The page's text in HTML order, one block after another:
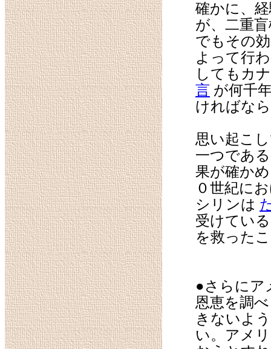
確かに、
が、二重
でもその
よって行
してもカ
言 が何千
ければな
思い起こ
一つであ
果が確か
０世紀に
シリンは
受けてい
を救った
●さらにア
恩恵を調
きないよ
い。アメ